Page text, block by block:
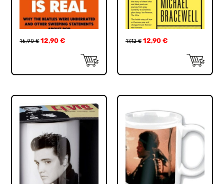
16,90€ 12,90€ 17,12€ 12,90 €